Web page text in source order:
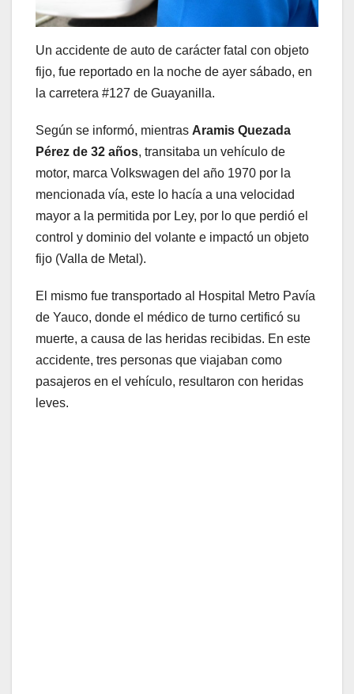
Un accidente de auto de carácter fatal con objeto
fijo, fue reportado en la noche de ayer sábado, en
la carretera #127 de Guayanilla.
Según se informó, mientras Aramis Quezada
Pérez de 32 años, transitaba un vehículo de
motor, marca Volkswagen del año 1970 por la
mencionada vía, este lo hacía a una velocidad
mayor a la permitida por Ley, por lo que perdió el
control y dominio del volante e impactó un objeto
fijo (Valla de Metal).
El mismo fue transportado al Hospital Metro Pavía
de Yauco, donde el médico de turno certificó su
muerte, a causa de las heridas recibidas. En este
accidente, tres personas que viajaban como
pasajeros en el vehículo, resultaron con heridas
leves.